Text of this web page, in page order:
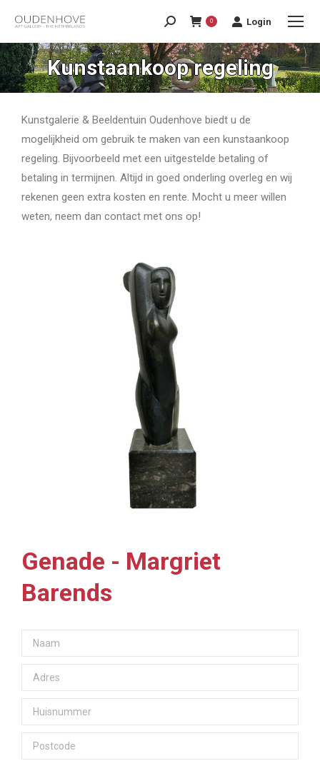
0 Login
Kunstaankoop regeling
Kunstgalerie & Beeldentuin Oudenhove biedt u de
mogelijkheid om gebruik te maken van een kunstaankoop
regeling. Bijvoorbeeld met een uitgestelde betaling of
betaling in termijnen. Altijd in goed onderling overleg en wij
rekenen geen extra kosten en rente. Mocht u meer willen
weten, neem dan contact met ons op!
Genade - Margriet
Barends